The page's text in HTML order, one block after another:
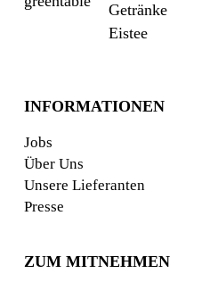
Getränke
Eistee
INFORMATIONEN
Jobs
Über Uns
Unsere Lieferanten
Presse
ZUM MITNEHMEN